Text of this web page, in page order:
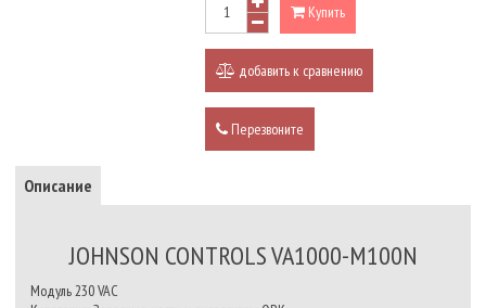
Купить
добавить к сравнению
Перезвоните
Описание
JOHNSON CONTROLS VA1000-M100N
Модуль 230 VAC